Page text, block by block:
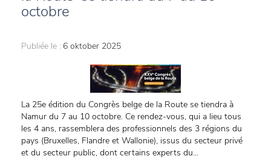
octobre
Publiée le : 6 oktober 2025
La 25e édition du Congrès belge de la Route se tiendra à
Namur du 7 au 10 octobre. Ce rendez-vous, qui a lieu tous
les 4 ans, rassemblera des professionnels des 3 régions du
pays (Bruxelles, Flandre et Wallonie), issus du secteur privé
et du secteur public, dont certains experts du...